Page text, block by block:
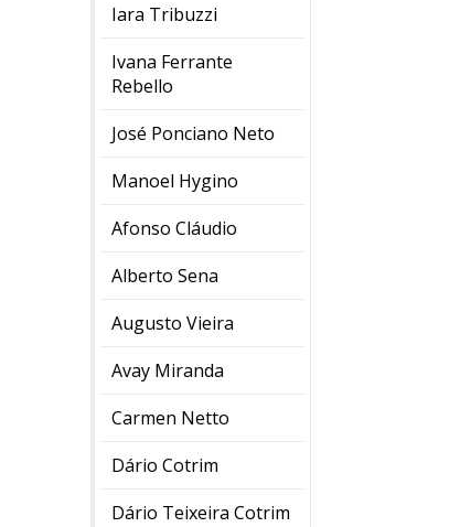
Iara Tribuzzi
Ivana Ferrante
Rebello
José Ponciano Neto
Manoel Hygino
Afonso Cláudio
Alberto Sena
Augusto Vieira
Avay Miranda
Carmen Netto
Dário Cotrim
Dário Teixeira Cotrim